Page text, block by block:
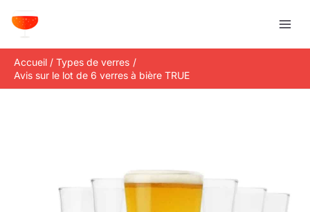
Accueil
Types de verres
Avis sur le lot de 6 verres à bière TRUE
e
c
h
e